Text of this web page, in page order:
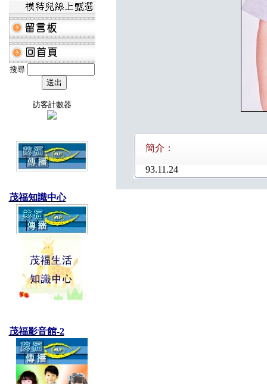
搜尋
訪客計數器
茂福知識中心
茂福影音館-2
簡介：
93.11.24